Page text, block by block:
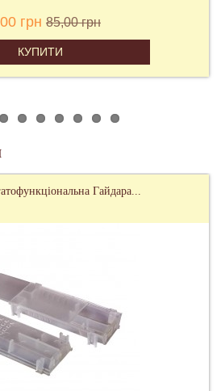
грн 85,00 грн
КУПИТИ
Гайдара...